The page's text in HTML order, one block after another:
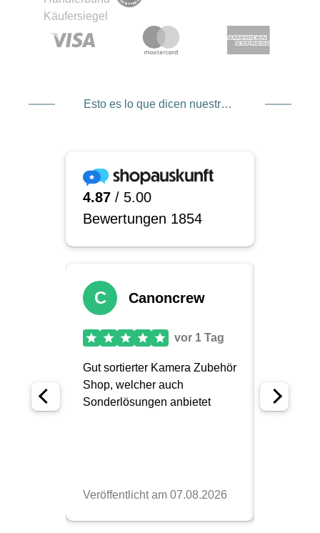
Esto es lo que dicen nuestros clientes